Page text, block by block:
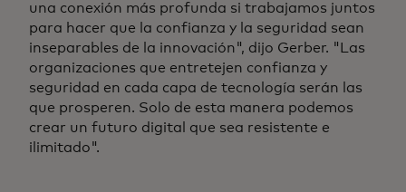
una conexión más profunda si trabajamos juntos
para hacer que la confianza y la seguridad sean
inseparables de la innovación", dijo Gerber. "Las
organizaciones que entretejen confianza y
seguridad en cada capa de tecnología serán las
que prosperen. Solo de esta manera podemos
crear un futuro digital que sea resistente e
ilimitado".